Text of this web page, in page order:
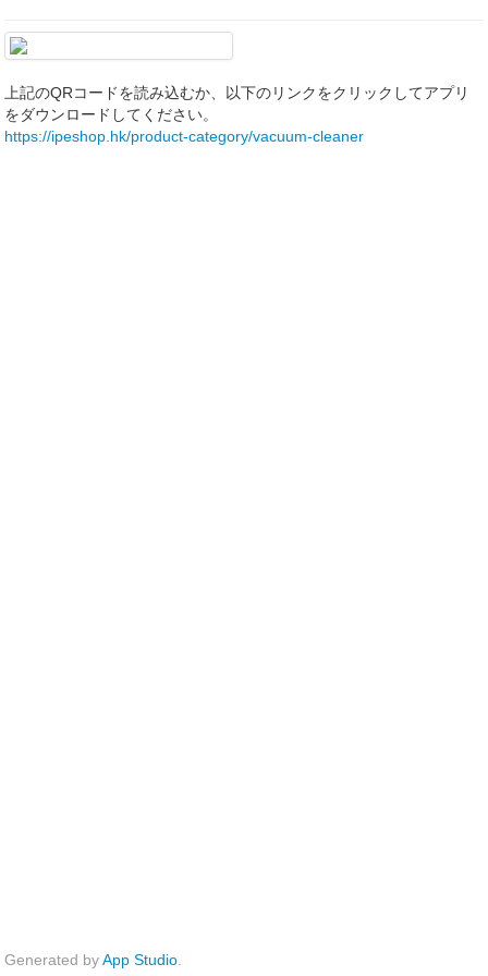
上記のQRコードを読み込むか、以下のリンクをクリックしてアプリ
をダウンロードしてください。
https://ipeshop.hk/product-category/vacuum-cleaner
Generated byApp Studio